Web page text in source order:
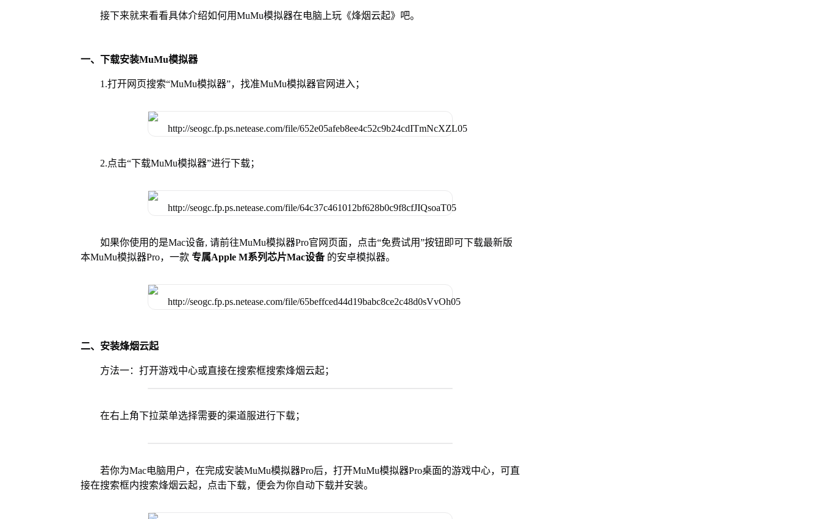
接下来就来看看具体介绍如何用MuMu模拟器在电脑上玩《烽烟云起》吧。
一、下载安装MuMu模拟器
1.打开网页搜索“MuMu模拟器”，找准MuMu模拟器官网进入；
2.点击“下载MuMu模拟器”进行下载；
如果你使用的是Mac设备, 请前往MuMu模拟器Pro官网页面，点击“免费试用”按钮即可下载最新版
本MuMu模拟器Pro，一款 专属Apple M系列芯片Mac设备 的安卓模拟器。
二、安装烽烟云起
方法一：打开游戏中心或直接在搜索框搜索烽烟云起；
在右上角下拉菜单选择需要的渠道服进行下载；
若你为Mac电脑用户，在完成安装MuMu模拟器Pro后，打开MuMu模拟器Pro桌面的游戏中心，可直
接在搜索框内搜索烽烟云起，点击下载，便会为你自动下载并安装。